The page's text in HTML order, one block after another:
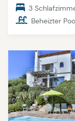
3
Beheizter